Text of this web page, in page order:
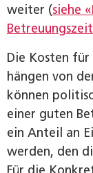
weiter (siehe
Die Kosten für
hängen von
können
einer guten
ein Anteil an
werden, den